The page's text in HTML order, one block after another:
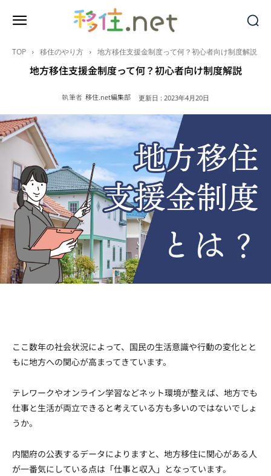
TOP 移住のやり方 地方移住支援金制度って何？初心者向け制度解説
地方移住支援金制度って何？初心者向け制度解説
執筆者 移住.net編集部 更新日 : 2023年4月20日
ここ数年の社会状況によって、国民の生活意識や行動の変化とと
もに地方への関心が高まってきています。
テレワークやオンライン学習などネット環境が整えば、地方でも
仕事と生活が両立できると考えている方も多いのではないでしょ
うか。
内閣府の公表するデータによりますと、地方移住に関心がある人
が一番気にしている点は「仕事と収入」となっています。